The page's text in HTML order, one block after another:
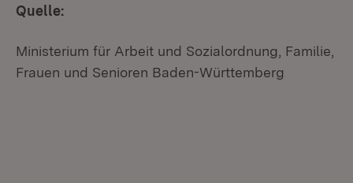
Quelle:
Ministerium für Arbeit und Sozialordnung, Familie,
Frauen und Senioren Baden-Württemberg